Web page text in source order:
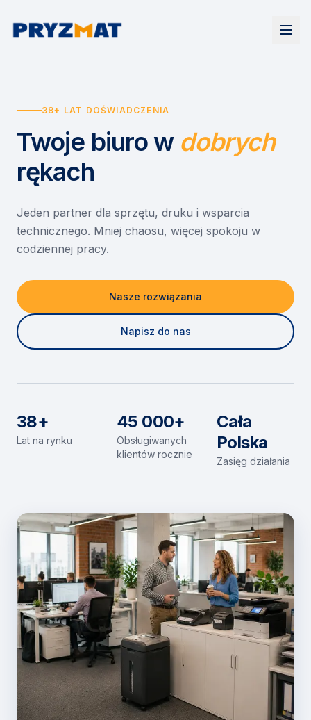
Urządzenia
Drukarki i urządzenia wielofunkcyjne
Etykiety i identyfikacja
Skanery i obieg dokumentów
Monitory interaktywne
Niszczarki dokumentów
Wynajem drukarek
Wynajem urządzeń biurowych
Asystent druku
EZD RP
Misja szkoła
Serwis
O nas
Kontakt
38+ LAT DOŚWIADCZENIA
Twoje biuro w dobrych
rękach
Jeden partner dla sprzętu, druku i wsparcia
technicznego. Mniej chaosu, więcej spokoju w
codziennej pracy.
Nasze rozwiązania
Napisz do nas
38+
Lat na rynku
45 000+
Obsługiwanych
klientów rocznie
Cała
Polska
Zasięg działania